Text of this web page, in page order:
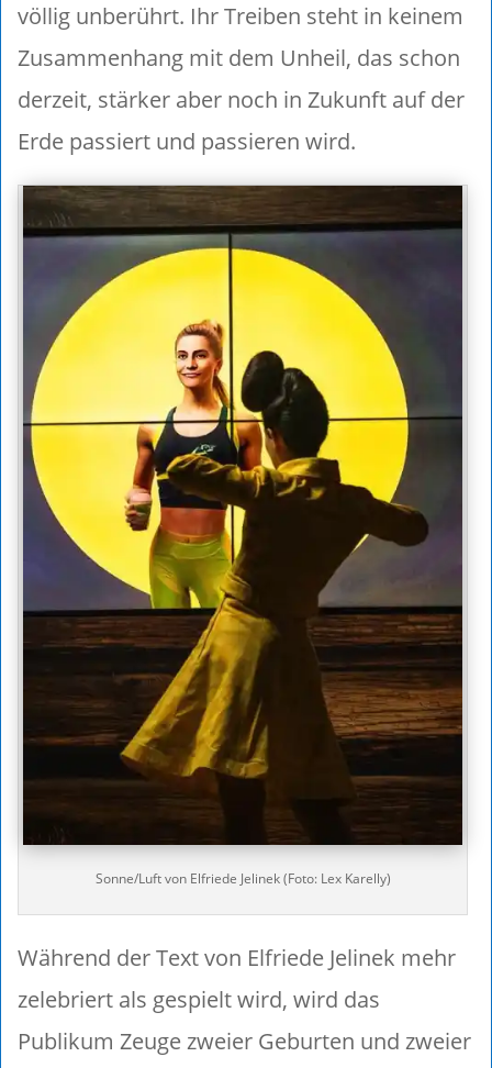
völlig unberührt. Ihr Treiben steht in keinem
Zusammenhang mit dem Unheil, das schon
derzeit, stärker aber noch in Zukunft auf der
Erde passiert und passieren wird.
Sonne/Luft von Elfriede Jelinek (Foto: Lex Karelly)
Während der Text von Elfriede Jelinek mehr
zelebriert als gespielt wird, wird das
Publikum Zeuge zweier Geburten und zweier